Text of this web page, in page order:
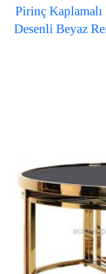
Pirinç Kaplamalı
Desenli Beyaz